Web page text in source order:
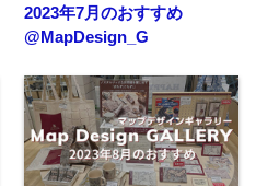
2023年7月のおすすめ
@MapDesign_G